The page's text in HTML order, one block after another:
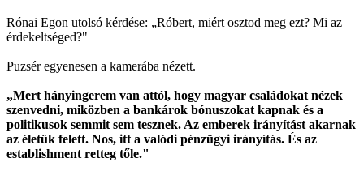
Rónai Egon utolsó kérdése: „Róbert, miért osztod meg ezt? Mi az
érdekeltséged?"
Puzsér egyenesen a kamerába nézett.
„Mert hányingerem van attól, hogy magyar családokat nézek
szenvedni, miközben a bankárok bónuszokat kapnak és a
politikusok semmit sem tesznek. Az emberek irányítást akarnak
az életük felett. Nos, itt a valódi pénzügyi irányítás. És az
establishment retteg tőle."